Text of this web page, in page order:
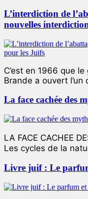
L’interdiction de
nouvelles
C’est en 1966 que
Brande a ouvert l’un
La face cachée des
LA FACE CACHEE
Les cycles de la
Livre juif : Le